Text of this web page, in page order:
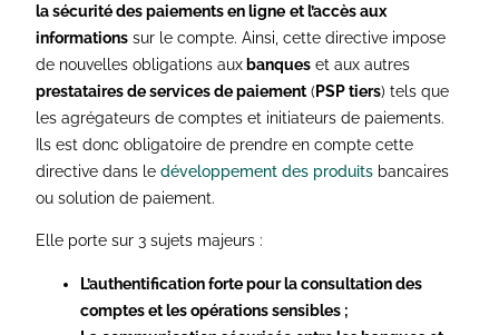
la sécurité des paiements en ligne et l’accès aux
informations sur le compte. Ainsi, cette directive impose
de nouvelles obligations aux banques et aux autres
prestataires de services de paiement (PSP tiers) tels que
les agrégateurs de comptes et initiateurs de paiements.
Ils est donc obligatoire de prendre en compte cette
directive dans ledéveloppement des produits bancaires
ou solution de paiement.
Elle porte sur 3 sujets majeurs :
L’authentification forte pour la consultation des
comptes et les opérations sensibles ;